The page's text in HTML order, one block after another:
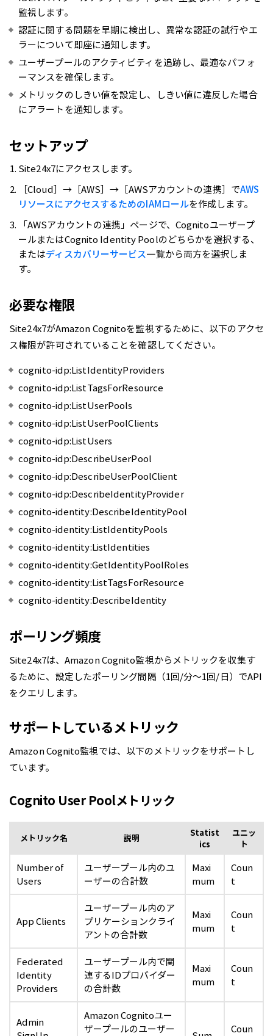
監視します。
認証に関する問題を早期に検出し、異常な認証の試行やエ
ラーについて即座に通知します。
ユーザープールのアクティビティを追跡し、最適なパフォ
ーマンスを確保します。
メトリックのしきい値を設定し、しきい値に違反した場合
にアラートを通知します。
セットアップ
Site24x7にアクセスします。
［Cloud］→［AWS］→［AWSアカウントの連携］でAWS
リソースにアクセスするためのIAMロールを作成します。
「AWSアカウントの連携」ページで、Cognitoユーザープ
ールまたはCognito Identity Poolのどちらかを選択する、
またはディスカバリーサービス一覧から両方を選択しま
す。
必要な権限
Site24x7がAmazon Cognitoを監視するために、以下のアクセ
ス権限が許可されていることを確認してください。
cognito-idp:ListIdentityProviders
cognito-idp:ListTagsForResource
cognito-idp:ListUserPools
cognito-idp:ListUserPoolClients
cognito-idp:ListUsers
cognito-idp:DescribeUserPool
cognito-idp:DescribeUserPoolClient
cognito-idp:DescribeIdentityProvider
cognito-identity:DescribeIdentityPool
cognito-identity:ListIdentityPools
cognito-identity:ListIdentities
cognito-identity:GetIdentityPoolRoles
cognito-identity:ListTagsForResource
cognito-identity:DescribeIdentity
ポーリング頻度
Site24x7は、Amazon Cognito監視からメトリックを収集す
るために、設定したポーリング間隔（1回/分～1回/日）でAPI
をクエリします。
サポートしているメトリック
Amazon Cognito監視では、以下のメトリックをサポートし
ています。
Cognito User Poolメトリック
メトリック名 説明
Statist
ics
ユニッ
ト
Number of
Users
ユーザープール内のユ
ーザーの合計数
Maxi
mum
Coun
t
App Clients
ユーザープール内のア
プリケーションクライ
アントの合計数
Maxi
mum
Coun
t
Federated
Identity
Providers
ユーザープール内で関
連するIDプロバイダー
の合計数
Maxi
mum
Coun
t
Admin
Amazon Cognitoユー
ザープールのユーザー
Coun